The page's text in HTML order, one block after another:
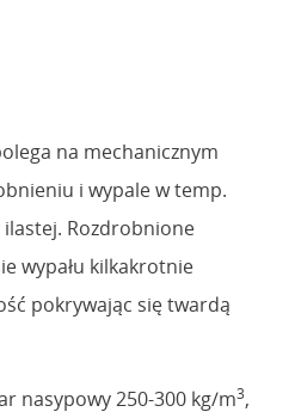
na mechanicznym
i wypale w temp.
ilastej. Rozdrobnione
wypału kilkakrotnie
pokrywając się twardą
nasypowy 250-300 kg/m3,